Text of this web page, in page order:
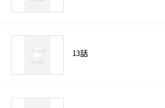
13話